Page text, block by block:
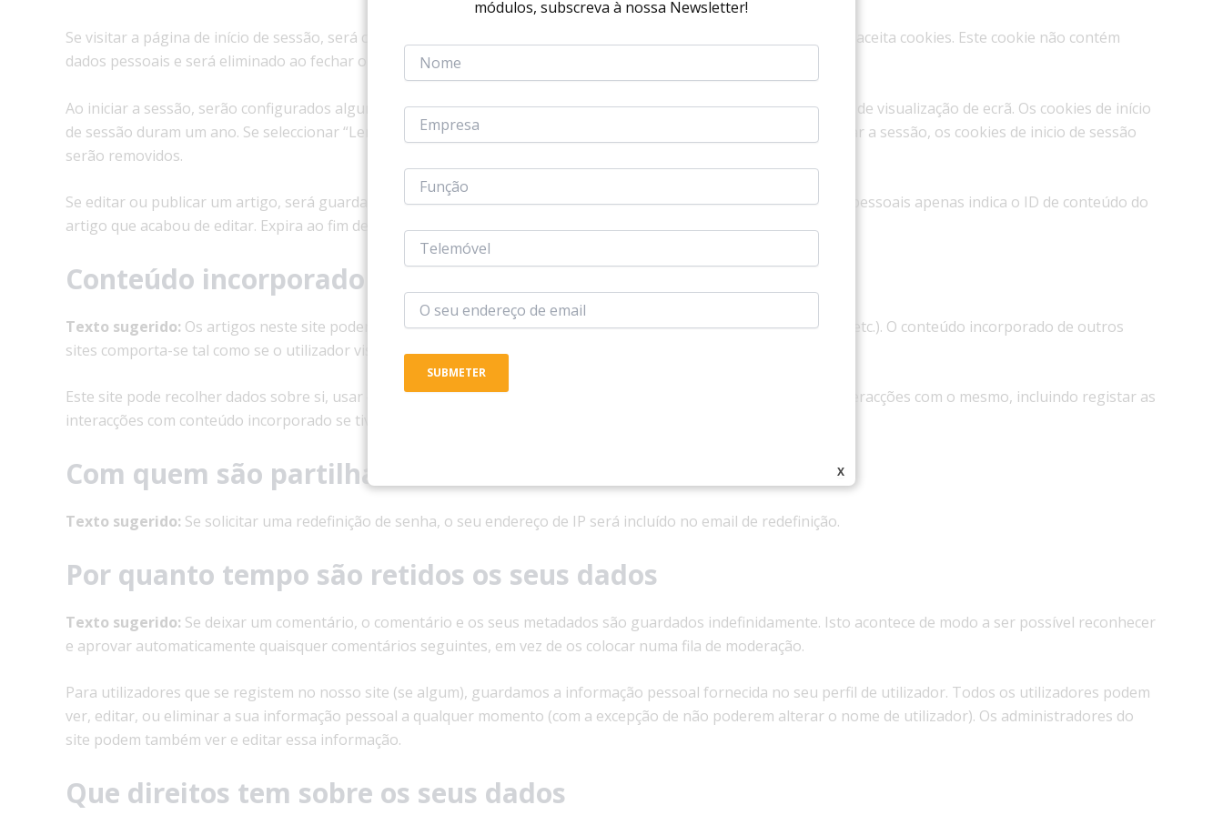
Se visitar a página de início de sessão, será configurado um cookie temporário para determinar se o seu navegador aceita cookies. Este cookie não contém
dados pessoais e será eliminado ao fechar o seu navegador.
Ao iniciar a sessão, serão configurados alguns cookies para guardar a sua informação de sessão e as suas escolhas de visualização de ecrã. Os cookies de início
de sessão duram um ano. Se seleccionar “Lembrar-me”, a sua sessão irá persistir durante duas semanas. Ao terminar a sessão, os cookies de inicio de sessão
serão removidos.
Se editar ou publicar um artigo, será guardado no seu navegador um cookie adicional. Este cookie não inclui dados pessoais apenas indica o ID de conteúdo do
artigo que acabou de editar. Expira ao fim de 1 dia.
Conteúdo incorporado de outros sites
Texto sugerido: Os artigos neste site podem incluir conteúdo incorporado (por exemplo: vídeos, imagens, artigos, etc.). O conteúdo incorporado de outros
sites comporta-se tal como se o utilizador visitasse esses sites.
Este site pode recolher dados sobre si, usar cookies, incorporar rastreio feito por terceiros, monitorizar as suas interacções com o mesmo, incluindo registar as
interacções com conteúdo incorporado se tiver uma conta e estiver com sessão iniciada nesse site.
Com quem são partilhados os seus dados
Texto sugerido: Se solicitar uma redefinição de senha, o seu endereço de IP será incluído no email de redefinição.
Por quanto tempo são retidos os seus dados
Texto sugerido: Se deixar um comentário, o comentário e os seus metadados são guardados indefinidamente. Isto acontece de modo a ser possível reconhecer
e aprovar automaticamente quaisquer comentários seguintes, em vez de os colocar numa fila de moderação.
Para utilizadores que se registem no nosso site (se algum), guardamos a informação pessoal fornecida no seu perfil de utilizador. Todos os utilizadores podem
ver, editar, ou eliminar a sua informação pessoal a qualquer momento (com a excepção de não poderem alterar o nome de utilizador). Os administradores do
site podem também ver e editar essa informação.
Que direitos tem sobre os seus dados
X
módulos, subscreva à nossa Newsletter!